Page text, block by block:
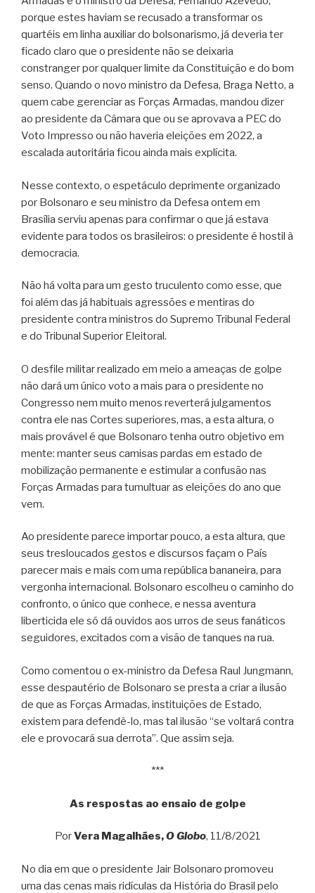
porque estes haviam se recusado a transformar os
quartéis em linha auxiliar do bolsonarismo, já deveria ter
ficado claro que o presidente não se deixaria
constranger por qualquer limite da Constituição e do bom
senso. Quando o novo ministro da Defesa, Braga Netto, a
quem cabe gerenciar as Forças Armadas, mandou dizer
ao presidente da Câmara que ou se aprovava a PEC do
Voto Impresso ou não haveria eleições em 2022, a
escalada autoritária ficou ainda mais explícita.
Nesse contexto, o espetáculo deprimente organizado
por Bolsonaro e seu ministro da Defesa ontem em
Brasília serviu apenas para confirmar o que já estava
evidente para todos os brasileiros: o presidente é hostil à
democracia.
Não há volta para um gesto truculento como esse, que
foi além das já habituais agressões e mentiras do
presidente contra ministros do Supremo Tribunal Federal
e do Tribunal Superior Eleitoral.
O desfile militar realizado em meio a ameaças de golpe
não dará um único voto a mais para o presidente no
Congresso nem muito menos reverterá julgamentos
contra ele nas Cortes superiores, mas, a esta altura, o
mais provável é que Bolsonaro tenha outro objetivo em
mente: manter seus camisas pardas em estado de
mobilização permanente e estimular a confusão nas
Forças Armadas para tumultuar as eleições do ano que
vem.
Ao presidente parece importar pouco, a esta altura, que
seus tresloucados gestos e discursos façam o País
parecer mais e mais com uma república bananeira, para
vergonha internacional. Bolsonaro escolheu o caminho do
confronto, o único que conhece, e nessa aventura
liberticida ele só dá ouvidos aos urros de seus fanáticos
seguidores, excitados com a visão de tanques na rua.
Como comentou o ex-ministro da Defesa Raul Jungmann,
esse despautério de Bolsonaro se presta a criar a ilusão
de que as Forças Armadas, instituições de Estado,
existem para defendê-lo, mas tal ilusão “se voltará contra
ele e provocará sua derrota”. Que assim seja.
***
As respostas ao ensaio de golpe
PorVera Magalhães,O Globo, 11/8/2021
No dia em que o presidente Jair Bolsonaro promoveu
uma das cenas mais ridículas da História do Brasil pelo